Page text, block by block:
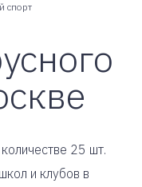
спорт
25 шт.
и клубов в